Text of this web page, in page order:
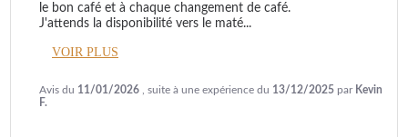
le bon café et à chaque changement de café.
J'attends la disponibilité vers le maté...
VOIR PLUS
Avis du 11/01/2026 , suite à une expérience du 13/12/2025 par Kevin
F.